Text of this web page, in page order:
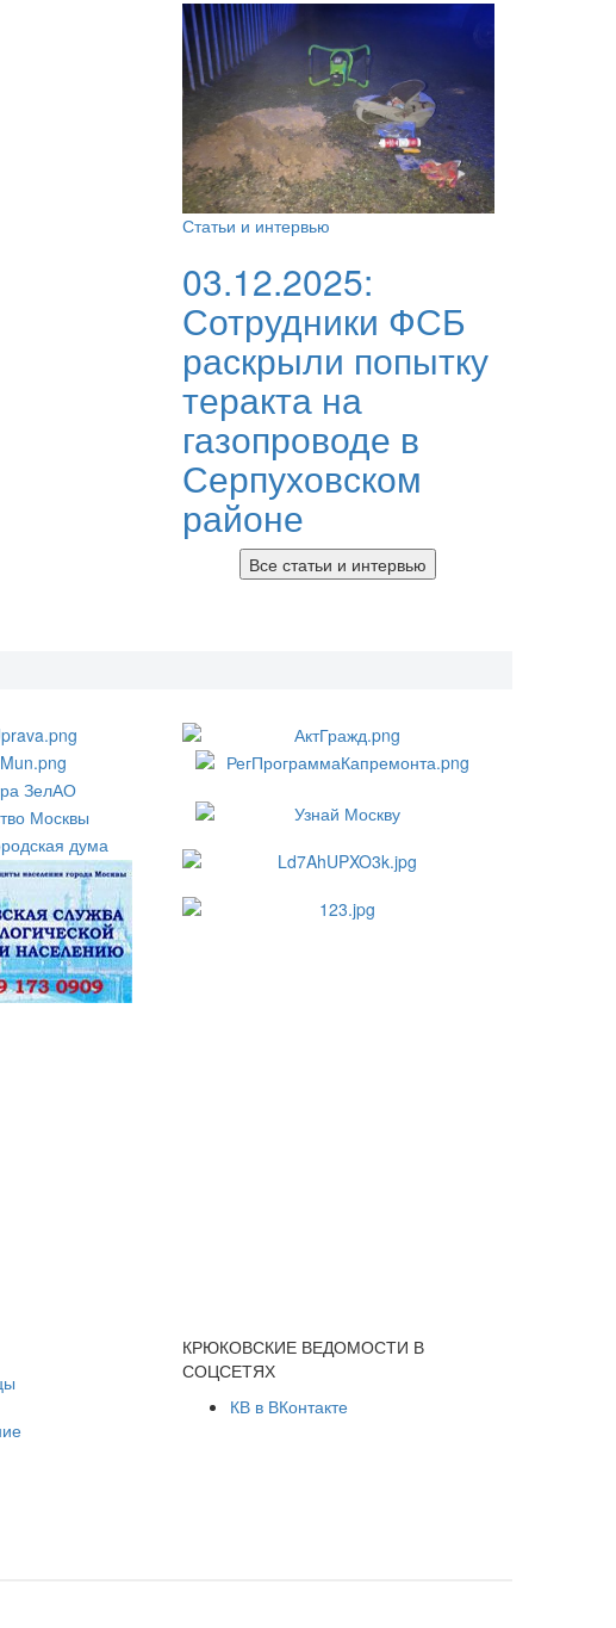
Статьи и интервью
03.12.2025:
Сотрудники ФСБ
раскрыли попытку
теракта на
газопроводе в
Серпуховском
районе
Все статьи и интервью
КРЮКОВСКИЕ ВЕДОМОСТИ В
СОЦСЕТЯХ
КВ в ВКонтакте